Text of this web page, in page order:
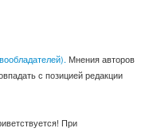
Мнения авторов
с позицией редакции
При